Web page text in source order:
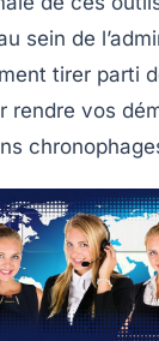
sein de
tirer parti
rendre vos